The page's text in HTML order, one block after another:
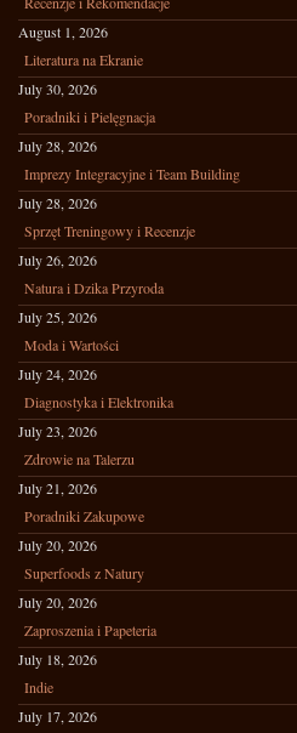
August 1, 2026
Literatura na Ekranie
July 30, 2026
Poradniki i Pielęgnacja
July 28, 2026
Imprezy Integracyjne i Team Building
July 28, 2026
Sprzęt Treningowy i Recenzje
July 26, 2026
Natura i Dzika Przyroda
July 25, 2026
Moda i Wartości
July 24, 2026
Diagnostyka i Elektronika
July 23, 2026
Zdrowie na Talerzu
July 21, 2026
Poradniki Zakupowe
July 20, 2026
Superfoods z Natury
July 20, 2026
Zaproszenia i Papeteria
July 18, 2026
Indie
July 17, 2026